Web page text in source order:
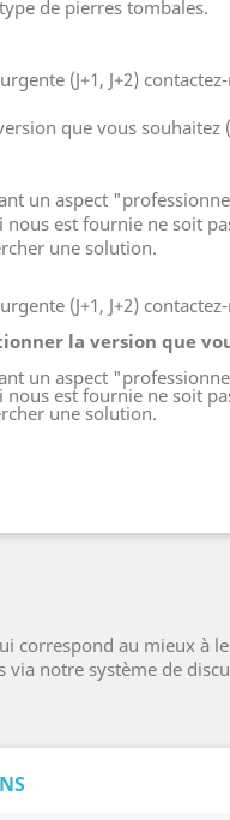
de pierres tombales.
(J+1, J+2)
que vous
un aspect
est fournie ne soit
une solution.
(J+1, J+2)
la version que
un aspect
est fournie ne soit
une solution.
correspond au mieux à
via notre système de